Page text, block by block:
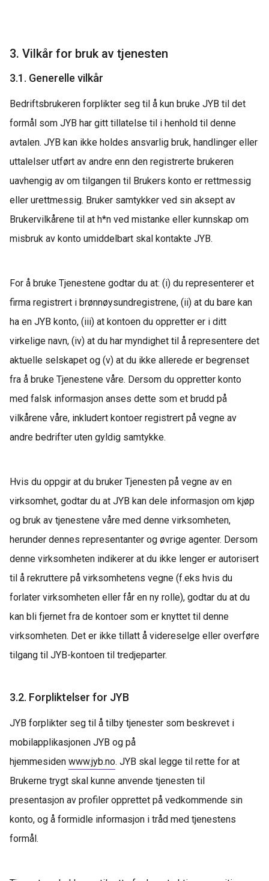
3. Vilkår for bruk av tjenesten
3.1. Generelle vilkår
Bedriftsbrukeren forplikter seg til å kun bruke JYB til det
formål som JYB har gitt tillatelse til i henhold til denne
avtalen. JYB kan ikke holdes ansvarlig bruk, handlinger eller
uttalelser utført av andre enn den registrerte brukeren
uavhengig av om tilgangen til Brukers konto er rettmessig
eller urettmessig. Bruker samtykker ved sin aksept av
Brukervilkårene til at h*n ved mistanke eller kunnskap om
misbruk av konto umiddelbart skal kontakte JYB.
For å bruke Tjenestene godtar du at: (i) du representerer et
firma registrert i brønnøysundregistrene, (ii) at du bare kan
ha en JYB konto, (iii) at kontoen du oppretter er i ditt
virkelige navn, (iv) at du har myndighet til å representere det
aktuelle selskapet og (v) at du ikke allerede er begrenset
fra å bruke Tjenestene våre. Dersom du oppretter konto
med falsk informasjon anses dette som et brudd på
vilkårene våre, inkludert kontoer registrert på vegne av
andre bedrifter uten gyldig samtykke.
Hvis du oppgir at du bruker Tjenesten på vegne av en
virksomhet, godtar du at JYB kan dele informasjon om kjøp
og bruk av tjenestene våre med denne virksomheten,
herunder dennes representanter og øvrige agenter. Dersom
denne virksomheten indikerer at du ikke lenger er autorisert
til å rekruttere på virksomhetens vegne (f.eks hvis du
forlater virksomheten eller får en ny rolle), godtar du at du
kan bli fjernet fra de kontoer som er knyttet til denne
virksomheten. Det er ikke tillatt å videreselge eller overføre
tilgang til JYB-kontoen til tredjeparter.
3.2. Forpliktelser for JYB
JYB forplikter seg til å tilby tjenester som beskrevet i
mobilapplikasjonen JYB og på
hjemmesiden www.jyb.no. JYB skal legge til rette for at
Brukerne trygt skal kunne anvende tjenesten til
presentasjon av profiler opprettet på vedkommende sin
konto, og å formidle informasjon i tråd med tjenestens
formål.